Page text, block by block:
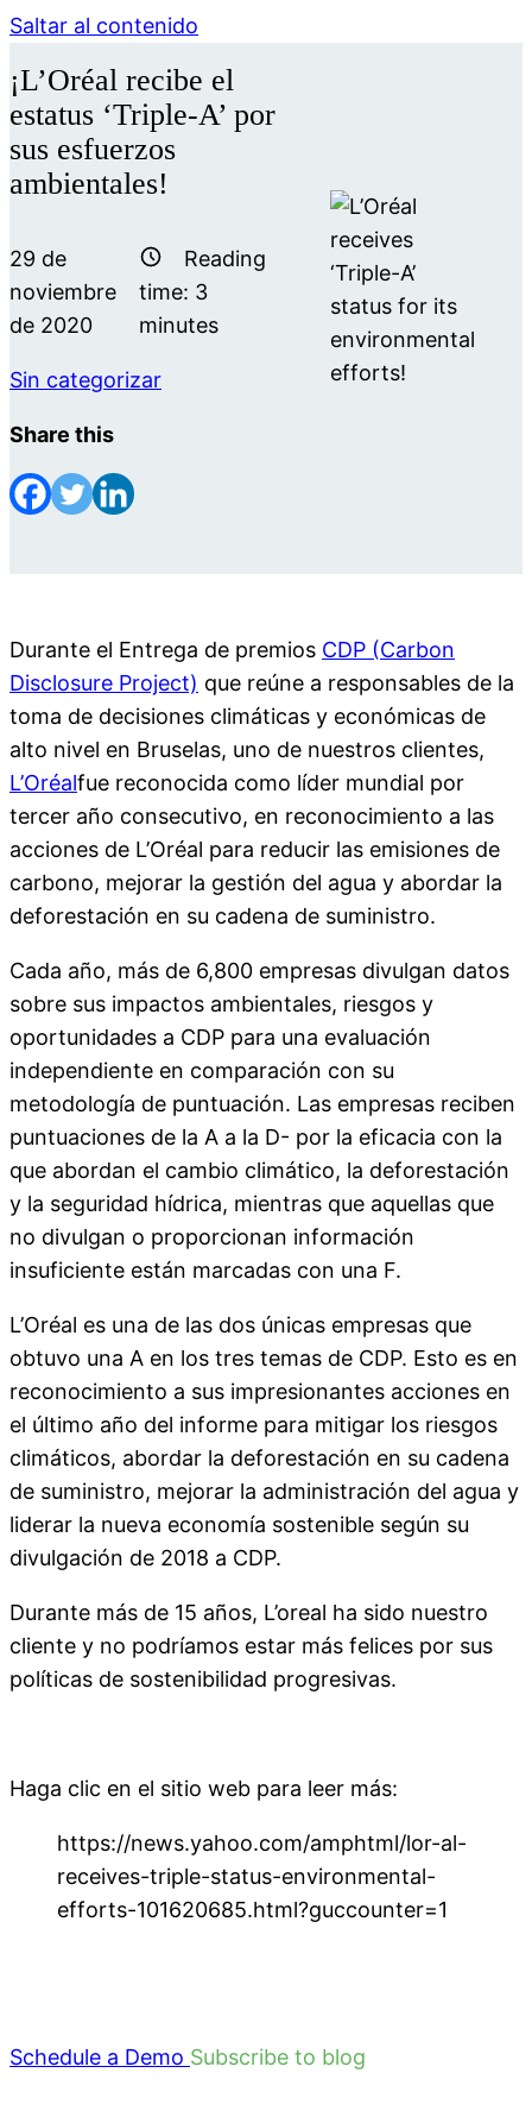
Saltar al contenido
¡L’Oréal recibe el
estatus ‘Triple-A’ por
sus esfuerzos
ambientales!
29 de
noviembre
de 2020
Reading
time: 3
minutes
Sin categorizar
Share this
Durante el Entrega de premios CDP (Carbon
Disclosure Project) que reúne a responsables de la
toma de decisiones climáticas y económicas de
alto nivel en Bruselas, uno de nuestros clientes,
L’Oréalfue reconocida como líder mundial por
tercer año consecutivo, en reconocimiento a las
acciones de L’Oréal para reducir las emisiones de
carbono, mejorar la gestión del agua y abordar la
deforestación en su cadena de suministro.
Cada año, más de 6,800 empresas divulgan datos
sobre sus impactos ambientales, riesgos y
oportunidades a CDP para una evaluación
independiente en comparación con su
metodología de puntuación. Las empresas reciben
puntuaciones de la A a la D- por la eficacia con la
que abordan el cambio climático, la deforestación
y la seguridad hídrica, mientras que aquellas que
no divulgan o proporcionan información
insuficiente están marcadas con una F.
L’Oréal es una de las dos únicas empresas que
obtuvo una A en los tres temas de CDP. Esto es en
reconocimiento a sus impresionantes acciones en
el último año del informe para mitigar los riesgos
climáticos, abordar la deforestación en su cadena
de suministro, mejorar la administración del agua y
liderar la nueva economía sostenible según su
divulgación de 2018 a CDP.
Durante más de 15 años, L’oreal ha sido nuestro
cliente y no podríamos estar más felices por sus
políticas de sostenibilidad progresivas.
Haga clic en el sitio web para leer más:
https://news.yahoo.com/amphtml/lor-al-
receives-triple-status-environmental-
efforts-101620685.html?guccounter=1
Schedule a Demo Subscribe to blog